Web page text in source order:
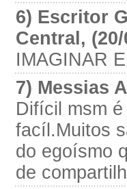
6) Escritor
Central,
IMAGINAR
7) Messias
Difícil msm
facíl.Muitos
do egoísmo
de